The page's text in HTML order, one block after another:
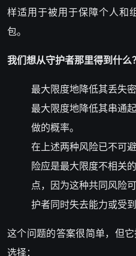
样适用于被用于保障个人和
包。
我们想从守护者那里得到什么？
最大限度地降低其丢失密
最大限度地降低其串通
做的概率。
在上述两种风险已不可
险应是最大限度不相关
点，因为这种共同风险
护者同时失去能力或受到
这个问题的答案很简单，但
选择：